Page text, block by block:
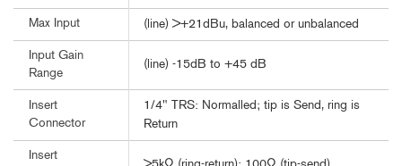
Max Input (line) >+21dBu, balanced or unbalanced
Input Gain
Range
(line) -15dB to +45 dB
Insert
Connector
1/4" TRS: Normalled; tip is Send, ring is
Return
Insert